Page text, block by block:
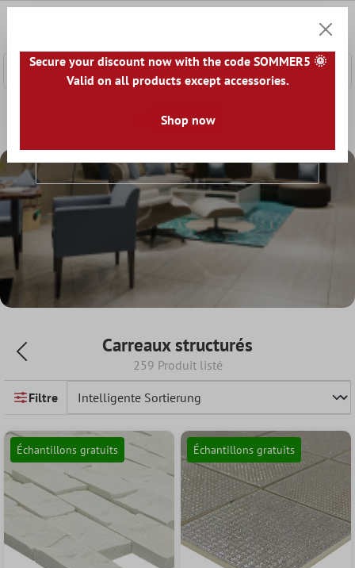
Panier
Le monde du carrelage Carrelage par structure de
Carreaux Structurés
Carreaux structurés
259 Produit listé
Filtre
Échantillons gratuits Échantillons gratuits
Secure your discount now with the code SOMMER5 🌞
Valid on all products except accessories.
Shop now